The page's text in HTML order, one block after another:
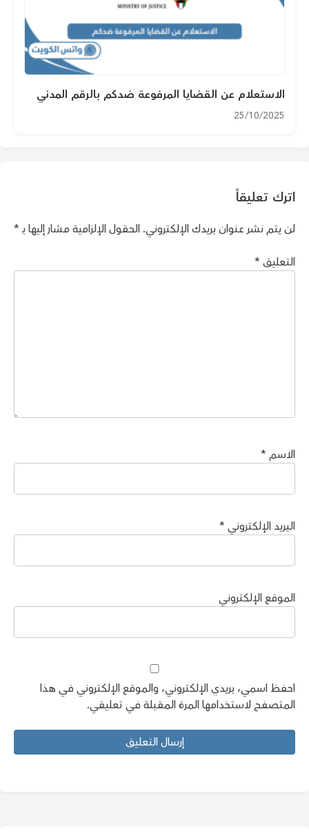
الاستعلام عن القضايا المرفوعة ضدكم بالرقم المدني
25/10/2025
اترك تعليقاً
لن يتم نشر عنوان بريدك الإلكتروني. الحقول الإلزامية مشار إليها بـ*
التعليق *
الاسم *
البريد الإلكتروني *
الموقع الإلكتروني
احفظ اسمي، بريدي الإلكتروني، والموقع الإلكتروني في هذا
المتصفح لاستخدامها المرة المقبلة في تعليقي.